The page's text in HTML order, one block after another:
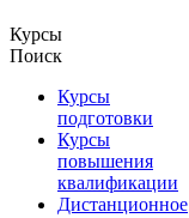
Курсы
Поиск
Курсы
подготовки
Курсы
повышения
квалификации
Дистанционное